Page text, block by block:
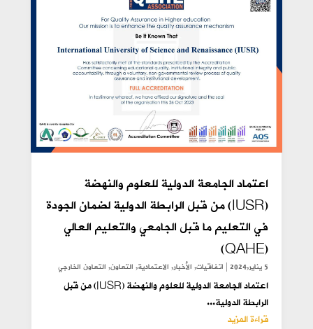
اعتماد الجامعة الدولية للعلوم والنهضة
(IUSR) من قبل الرابطة الدولية لضمان الجودة
في التعليم ما قبل الجامعي والتعليم العالي
(QAHE)
5 يناير,2024 | اتفاقيات,الأخبار,الاعتمادية,التعاون,التعاون الخارجي
اعتماد الجامعة الدولية للعلوم والنهضة (IUSR) من قبل
الرابطة الدولية...
قراءة المزيد